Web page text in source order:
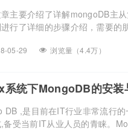
主要介绍了详解mongoDB主
行了详细的步骤介绍，需要的
05-29 浏览量（4.4万）
统下MongoDB的安装
DB ,是目前在IT行业非常流行
备受当前IT从业人员的青睐。